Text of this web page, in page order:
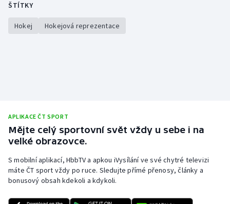
ŠTÍTKY
Hokej Hokejová reprezentace
APLIKACE ČT SPORT
Mějte celý sportovní svět vždy u sebe i na
velké obrazovce.
S mobilní aplikací, HbbTV a apkou iVysílání ve své chytré televizi
máte ČT sport vždy po ruce. Sledujte přímé přenosy, články a
bonusový obsah kdekoli a kdykoli.